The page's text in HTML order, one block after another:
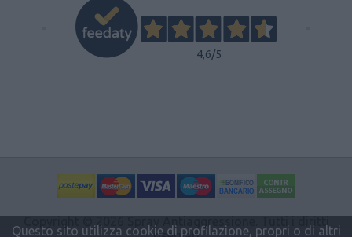
4,6/5
Questo sito utilizza cookie di profilazione, propri o di altri